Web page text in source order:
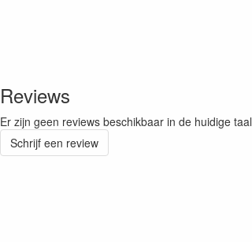
Reviews
Er zijn geen reviews beschikbaar in de huidige taal
Schrijf een review